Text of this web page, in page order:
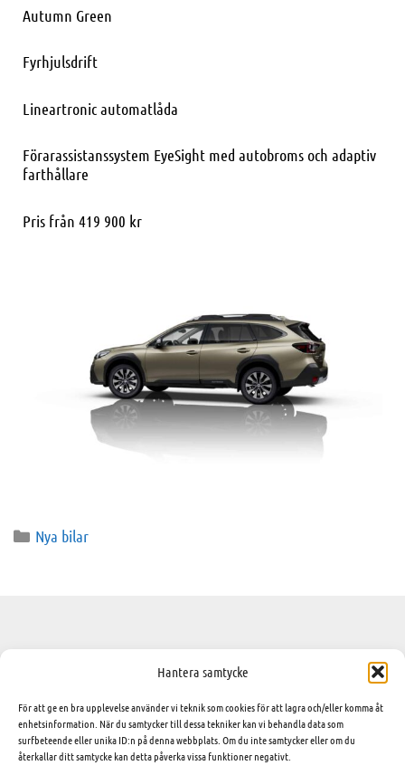
Hantera samtycke
För att ge en bra upplevelse använder vi teknik som cookies för att lagra och/eller komma åt
enhetsinformation. När du samtycker till dessa tekniker kan vi behandla data som
surfbeteende eller unika ID:n på denna webbplats. Om du inte samtycker eller om du
återkallar ditt samtycke kan detta påverka vissa funktioner negativt.
Autumn Green
Fyrhjulsdrift
Lineartronic automatlåda
Förarassistanssystem EyeSight med autobroms och adaptiv
farthållare
Pris från 419 900 kr
Nya bilar
Är du intresserad av någon
av serierna och vill veta
mer om de olika
Kontakta oss
Telefon:0611-610 90
Epost:
kundtjanst@dahlbomsbil.nu